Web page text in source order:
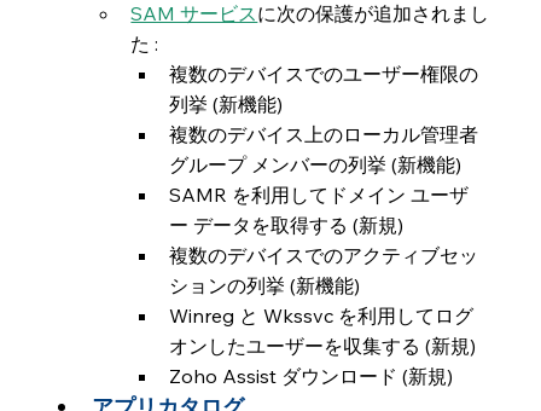
SAM サービスに次の保護が追加されまし
た :
複数のデバイスでのユーザー権限の
列挙 (新機能)
複数のデバイス上のローカル管理者
グループ メンバーの列挙 (新機能)
SAMR を利用してドメイン ユーザ
ー データを取得する (新規)
複数のデバイスでのアクティブセッ
ションの列挙 (新機能)
Winreg と Wkssvc を利用してログ
オンしたユーザーを収集する (新規)
Zoho Assist ダウンロード (新規)